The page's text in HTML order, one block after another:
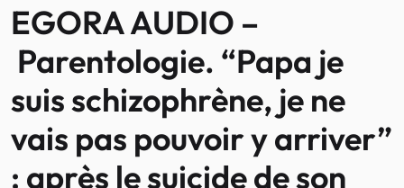
EGORA AUDIO –
Parentologie. “Papa je
suis schizophrène, je ne
vais pas pouvoir y arriver”
: après le suicide de son